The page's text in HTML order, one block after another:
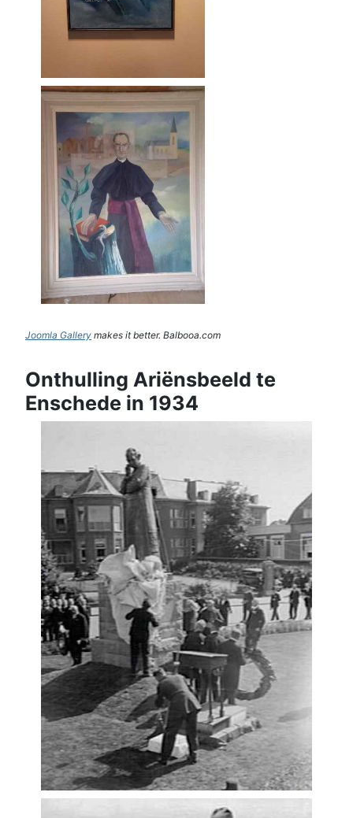
Joomla Gallery makes it better. Balbooa.com
Onthulling Ariënsbeeld te
Enschede in 1934